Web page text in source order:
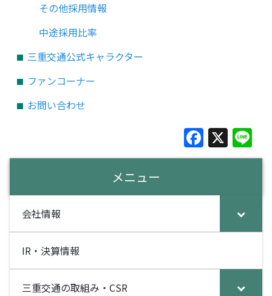
その他採用情報
中途採用比率
三重交通公式キャラクター
ファンコーナー
お問い合わせ
F
a
e
o
k
X Li
n
メニュー
会社情報
IR・決算情報
三重交通の取組み・CSR